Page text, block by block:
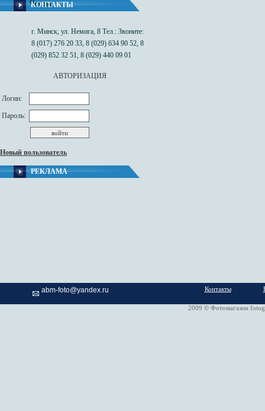
Чехлы
КОНТАКТЫ
г. Минск, ул. Немига, 8 Тел.: Звоните:
8 (017) 276 20 33, 8 (029) 634 90 52, 8
(029) 852 32 51, 8 (029) 440 09 01
АВТОРИЗАЦИЯ
Логин:
Пароль:
Новый пользователь
РЕКЛАМА
abm-foto@yandex.ru Контакты
2009 © Фотомагазин